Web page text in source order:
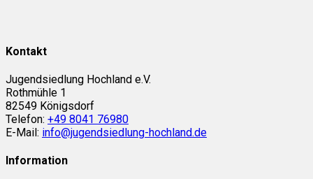
Kontakt
Jugendsiedlung Hochland e.V.
Rothmühle 1
82549 Königsdorf
Telefon: +49 8041 76980
E-Mail: info@jugendsiedlung-hochland.de
Information